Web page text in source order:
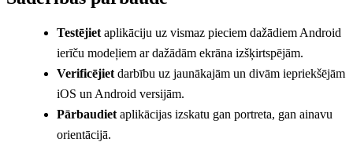
Testējiet aplikāciju uz vismaz pieciem dažādiem Android
ierīču modeļiem ar dažādām ekrāna izšķirtspējām.
Verificējiet darbību uz jaunākajām un divām iepriekšējām
iOS un Android versijām.
Pārbaudiet aplikācijas izskatu gan portreta, gan ainavu
orientācijā.